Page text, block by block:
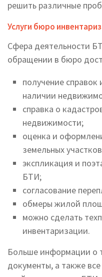
решить различные
Услуги бюро
Сфера деятельности
обращении в бюро
получение
наличии
справка о
недвижимости;
оценка и
земельных
экспликация и
БТИ;
согласование
обмеры жилой
можно сделать
инвентаризации.
Больше информации о
документы, а также